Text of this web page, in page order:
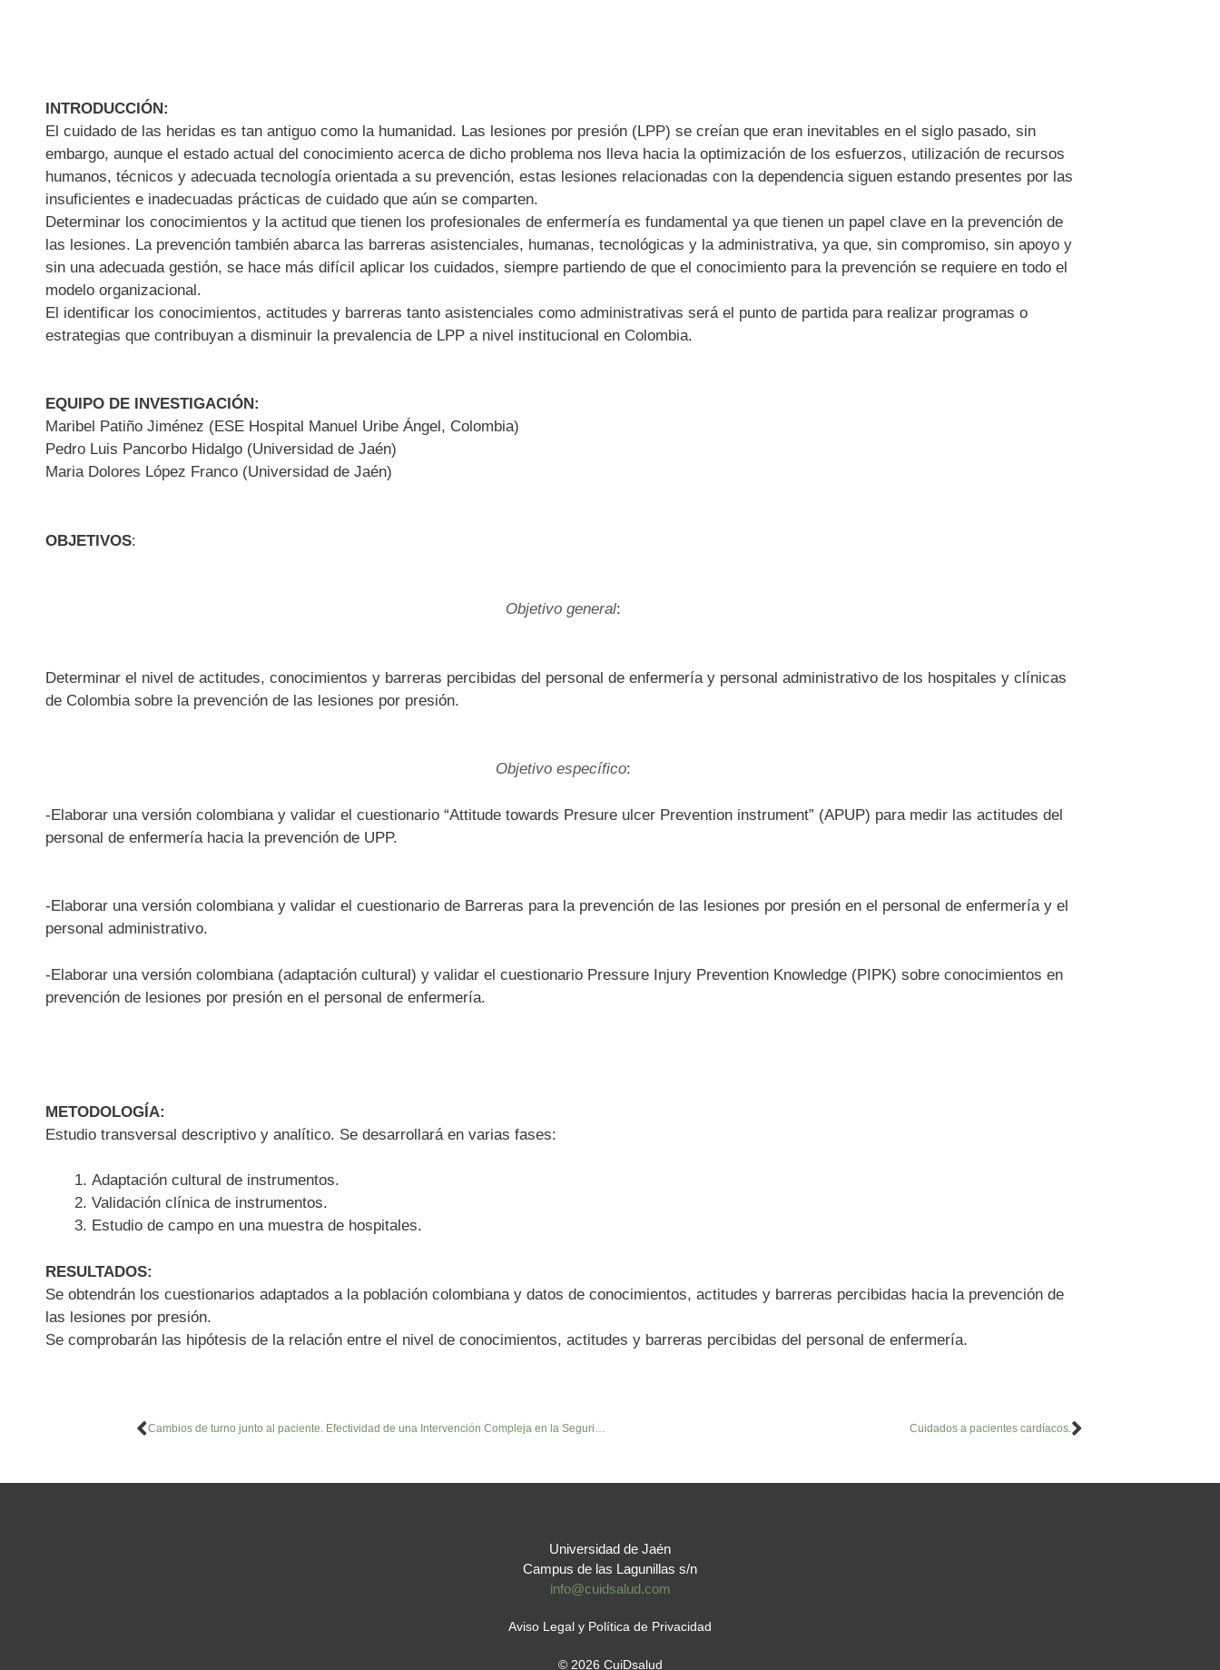
INTRODUCCIÓN:
El cuidado de las heridas es tan antiguo como la humanidad. Las lesiones por presión (LPP) se creían que eran inevitables en el siglo pasado, sin
embargo, aunque el estado actual del conocimiento acerca de dicho problema nos lleva hacia la optimización de los esfuerzos, utilización de recursos
humanos, técnicos y adecuada tecnología orientada a su prevención, estas lesiones relacionadas con la dependencia siguen estando presentes por las
insuficientes e inadecuadas prácticas de cuidado que aún se comparten.
Determinar los conocimientos y la actitud que tienen los profesionales de enfermería es fundamental ya que tienen un papel clave en la prevención de
las lesiones. La prevención también abarca las barreras asistenciales, humanas, tecnológicas y la administrativa, ya que, sin compromiso, sin apoyo y
sin una adecuada gestión, se hace más difícil aplicar los cuidados, siempre partiendo de que el conocimiento para la prevención se requiere en todo el
modelo organizacional.
El identificar los conocimientos, actitudes y barreras tanto asistenciales como administrativas será el punto de partida para realizar programas o
estrategias que contribuyan a disminuir la prevalencia de LPP a nivel institucional en Colombia.
EQUIPO DE INVESTIGACIÓN:
Maribel Patiño Jiménez (ESE Hospital Manuel Uribe Ángel, Colombia)
Pedro Luis Pancorbo Hidalgo (Universidad de Jaén)
Maria Dolores López Franco (Universidad de Jaén)
OBJETIVOS:
Objetivo general:
Determinar el nivel de actitudes, conocimientos y barreras percibidas del personal de enfermería y personal administrativo de los hospitales y clínicas
de Colombia sobre la prevención de las lesiones por presión.
Objetivo específico:
-Elaborar una versión colombiana y validar el cuestionario “Attitude towards Presure ulcer Prevention instrument” (APUP) para medir las actitudes del
personal de enfermería hacia la prevención de UPP.
-Elaborar una versión colombiana y validar el cuestionario de Barreras para la prevención de las lesiones por presión en el personal de enfermería y el
personal administrativo.
-Elaborar una versión colombiana (adaptación cultural) y validar el cuestionario Pressure Injury Prevention Knowledge (PIPK) sobre conocimientos en
prevención de lesiones por presión en el personal de enfermería.
METODOLOGÍA:
Estudio transversal descriptivo y analítico. Se desarrollará en varias fases:
Adaptación cultural de instrumentos.
Validación clínica de instrumentos.
Estudio de campo en una muestra de hospitales.
RESULTADOS:
Se obtendrán los cuestionarios adaptados a la población colombiana y datos de conocimientos, actitudes y barreras percibidas hacia la prevención de
las lesiones por presión.
Se comprobarán las hipótesis de la relación entre el nivel de conocimientos, actitudes y barreras percibidas del personal de enfermería.
Cuidados a pacientes cardíacos.
Universidad de Jaén
Campus de las Lagunillas s/n
info@cuidsalud.com
Aviso Legal y Política de Privacidad
© 2026 CuiDsalud